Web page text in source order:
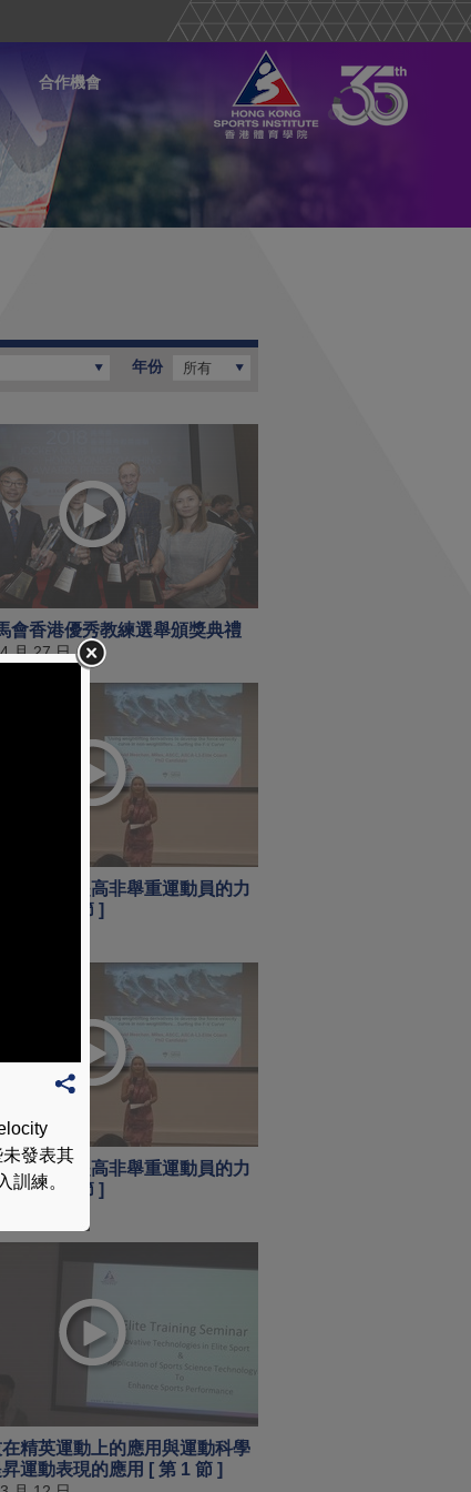
合作機會
年份 所有
會香港優秀教練選舉頒獎典禮
月 27 日
相關動作提高非舉重運動員的力
線 [ 第 2 節 ]
關動作提高非舉重運動員的力
線 [ 第 4 節 ]
精英運動上的應用與運動科學
運動表現的應用 [ 第 1 節 ]
發表其
練。